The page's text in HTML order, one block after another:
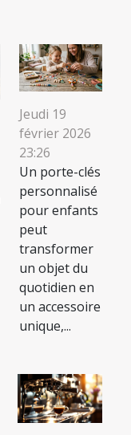
Jeudi 19
février 2026
23:26
Un porte-clés
personnalisé
pour enfants
peut
transformer
un objet du
quotidien en
un accessoire
unique,...